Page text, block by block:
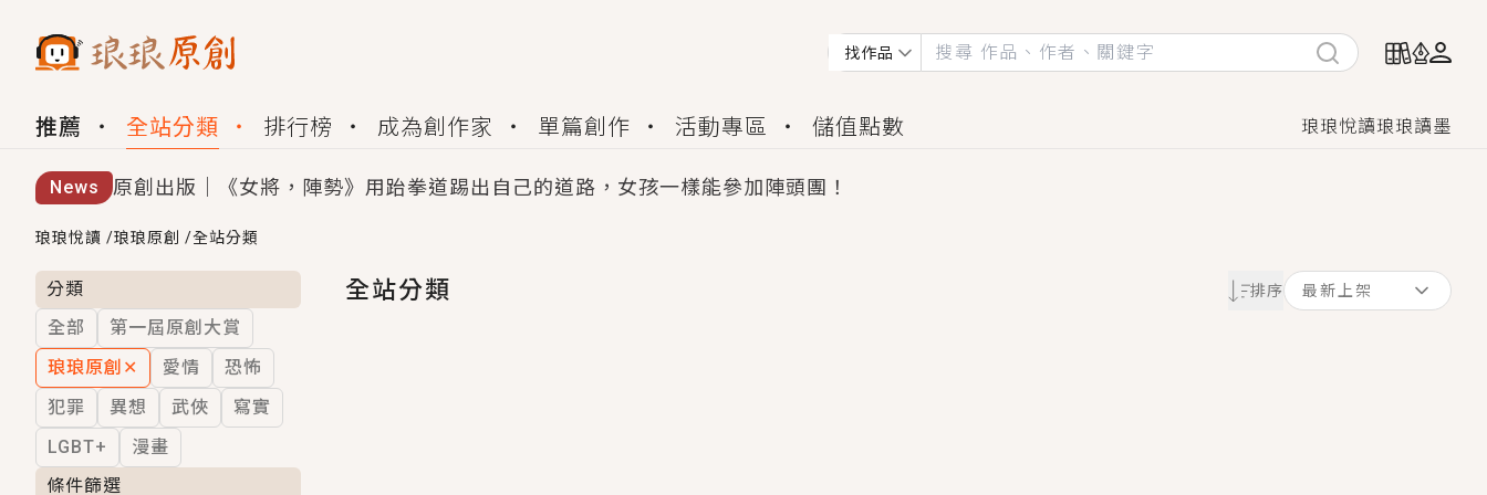
找作品
推薦 全站分類 排行榜 成為創作家 單篇創作 活動專區 儲值點數 琅琅悅讀琅琅讀墨
News 原創出版｜《女將，陣勢》用跆拳道踢出自己的道路，女孩一樣能參加陣頭團！
創,作家招募｜華文小說創作首選！有機會獲得豐富廣宣資源、專屬服務與獨享福利！
小編心動書單｜《離婚你提的，二婚嫁大佬，你哭什麼？》追妻火葬場！前夫失憶移情別戀，她頭也不回找新歡，他居然還後悔了？
GL｜《夏日與檸檬與重疊世界》炎熱的夏日、檸檬的香氣、互相愛慕的兩位少女，今夏最推純愛GL漫畫！
BL｜《費洛蒙中毒》救命！特殊費洛蒙體質世界觀，無法抗拒的吸引力，已中毒Σ>―(〃°ω°〃)♡→
OMG你嚇到我了｜《陰陽鬼店》上班族買了房子模型，但現實中買下的竟是屬於他的停屍櫃？！
言情｜《國語推行員》每個人心中都有一個連自己也無法改變的永恆， 他的一生將不由自主追逐著她……
琅琅悅讀 /琅琅原創 /全站分類
分類
全部
第一屆原創大賞
琅琅原創 ✕ 愛情
恐怖
犯罪
異想 武俠
寫實
LGBT+
漫畫
條件篩選
全站分類 排序 最新上架